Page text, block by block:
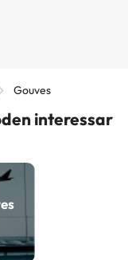
Gouves
interessar